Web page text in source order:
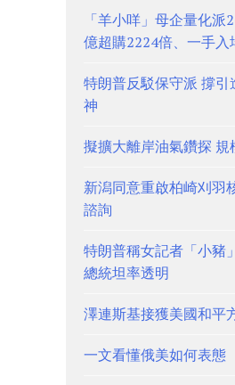
「羊小咩」母企量化
億超購2224倍、一手入
特朗普反駁保守派 撐
神
擬擴大離岸油氣鑽探 規
新潟同意重啟柏崎刈羽
諮詢
特朗普稱女記者「小豬
總統坦率透明
澤連斯基接獲美國和平
一文看懂俄美如何表態